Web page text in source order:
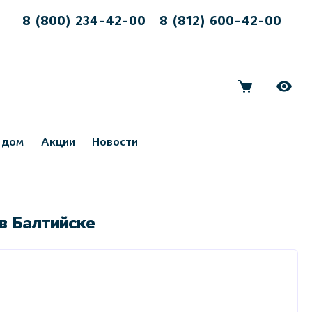
8 (800) 234-42-00 8 (812) 600-42-00
дом Акции Новости
Балтийске